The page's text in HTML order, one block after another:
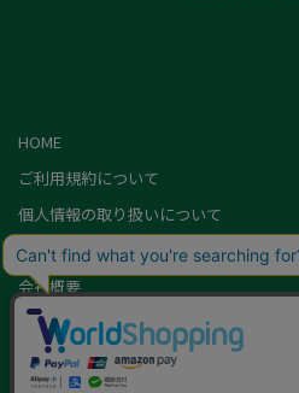
HOME
ご利用規約について
個人情報の取り扱いについて
特定商取引に基づく表記
会社概要
カード会員（情報変更/ポイント照会）
お問い合わせ